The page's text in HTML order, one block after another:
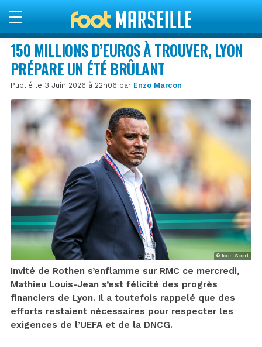
150 MILLIONS D’EUROS À TROUVER, LYON
PRÉPARE UN ÉTÉ BRÛLANT
Publié le 3 Juin 2026 à 22h06 par Enzo Marcon
© Icon Sport
Invité de Rothen s’enflamme sur RMC ce mercredi,
Mathieu Louis-Jean s’est félicité des progrès
financiers de Lyon. Il a toutefois rappelé que des
efforts restaient nécessaires pour respecter les
exigences de l’UEFA et de la DNCG.